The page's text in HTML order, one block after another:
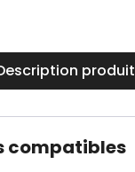
produit
compatibles